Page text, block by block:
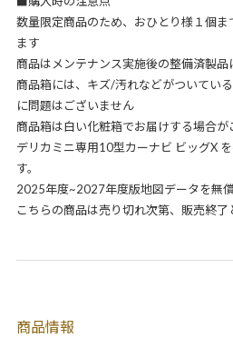
数量限定商品のため、おひとり様１個
ます
商品はメンテナンス実施後の整備済製品
商品箱には、キズ/汚れなどがついてい
に問題はございません
商品箱は白い化粧箱でお届けする場合が
デリカミニ専用10型カーナビ ビッグX
す。
2025年度~2027年度版地図データを無
こちらの商品は売り切れ次第、販売終了
商品情報